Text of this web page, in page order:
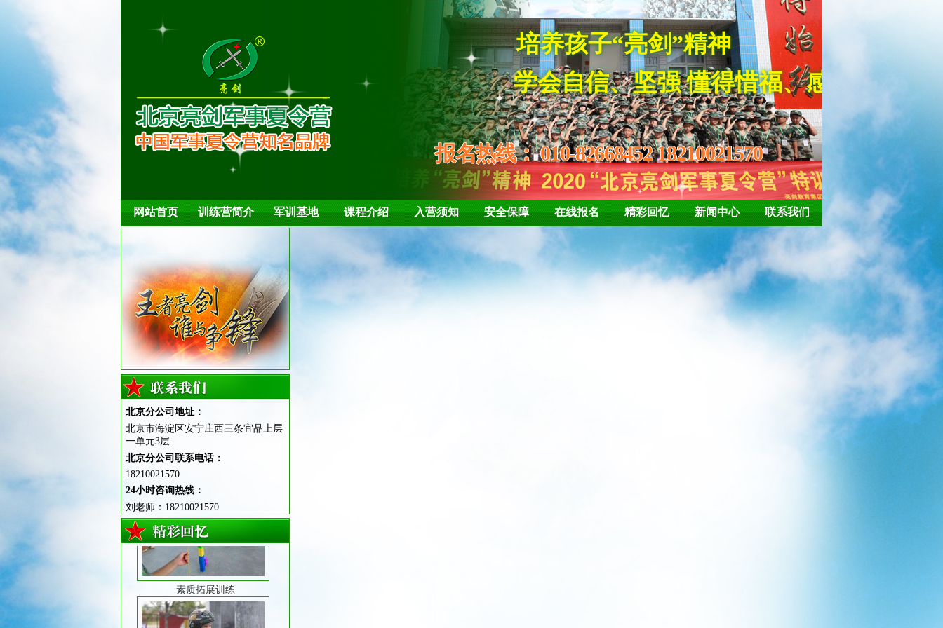
培养孩子“亮剑”精神
学会自信、坚强 懂得惜福、感恩
报名热线：010-82668452 18210021570
网站首页 训练营简介 军训基地 课程介绍 入营须知 安全保障 在线报名 精彩回忆 新闻中心 联系我们
北京分公司地址：
北京市海淀区安宁庄西三条宜品上层
一单元3层
北京分公司联系电话：
18210021570
24小时咨询热线：
刘老师：18210021570
心理健康活动
站姿训练
素质拓展训练